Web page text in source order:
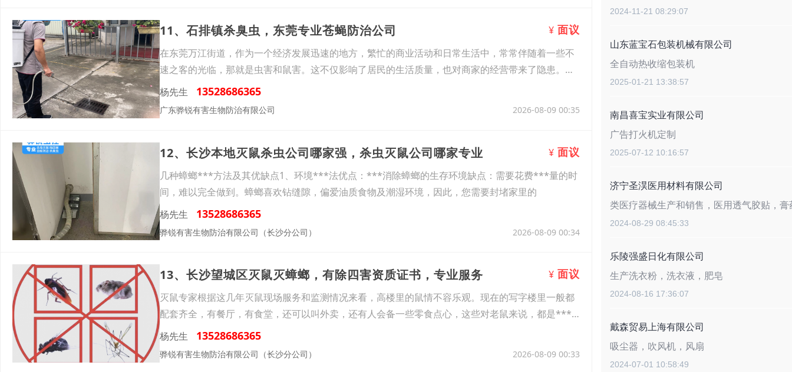
11、石排镇杀臭虫，东莞专业苍蝇防治公司 ¥ 面议
在东莞万江街道，作为一个经济发展迅速的地方，繁忙的商业活动和日常生活中，常常伴随着一些不
速之客的光临，那就是虫害和鼠害。这不仅影响了居民的生活质量，也对商家的经营带来了隐患。选
择专
杨先生 13528686365
广东骅锐有害生物防治有限公司 2026-08-09 00:35
12、长沙本地灭鼠杀虫公司哪家强，杀虫灭鼠公司哪家专业 ¥ 面议
几种蟑螂***方法及其优缺点1、环境***法优点：***消除蟑螂的生存环境缺点：需要花费***量的时
间，难以完全做到。蟑螂喜欢钻缝隙，偏爱油质食物及潮湿环境，因此，您需要封堵家里的
杨先生 13528686365
骅锐有害生物防治有限公司（长沙分公司） 2026-08-09 00:34
13、长沙望城区灭鼠灭蟑螂，有除四害资质证书，专业服务 ¥ 面议
灭鼠专家根据这几年灭鼠现场服务和监测情况来看，高楼里的鼠情不容乐观。现在的写字楼里一般都
配套齐全，有餐厅，有食堂，还可以叫外卖，还有人会备一些零食点心，这些对老鼠来说，都是***
的
杨先生 13528686365
骅锐有害生物防治有限公司（长沙分公司） 2026-08-09 00:33
2024-11-21 08:29:07
山东蓝宝石包装机械有限公司
全自动热收缩包装机
2025-01-21 13:38:57
南昌喜宝实业有限公司
广告打火机定制
2025-07-12 10:16:57
济宁圣淏医用材料有限公司
类医疗器械生产和销售，医用透气胶贴，膏
2024-08-29 08:45:33
乐陵强盛日化有限公司
生产洗衣粉，洗衣液，肥皂
2024-08-16 17:36:07
戴森贸易上海有限公司
吸尘器，吹风机，风扇
2024-07-01 10:58:49